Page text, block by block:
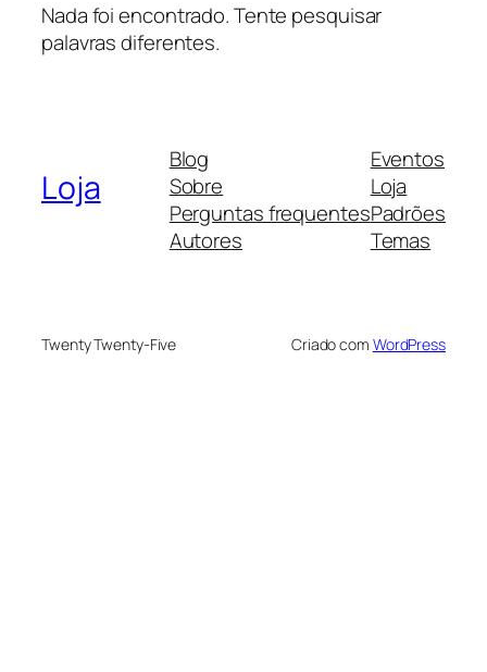
Nada foi encontrado. Tente pesquisar
palavras diferentes.
Loja
Blog
Sobre
Perguntas frequentes
Autores
Eventos
Loja
Padrões
Temas
Twenty Twenty-Five Criado com WordPress